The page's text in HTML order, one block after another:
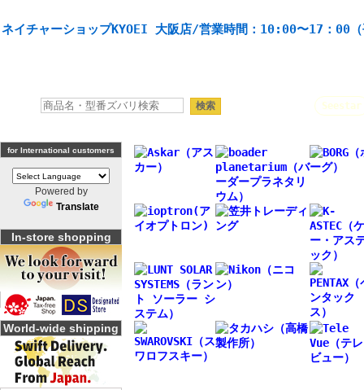
ネイチャーショップKYOEI 大阪店/営業時間：10:00〜17：00（
Seestar
for International customers
Powered by
Translate
In-store shopping
World-wide shipping